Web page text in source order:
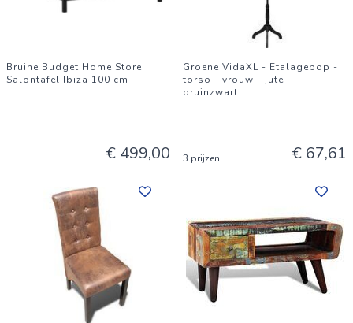
Bruine Budget Home Store
Salontafel Ibiza 100 cm
€ 499,00
Groene VidaXL - Etalagepop -
torso - vrouw - jute -
bruinzwart
3 prijzen € 67,61